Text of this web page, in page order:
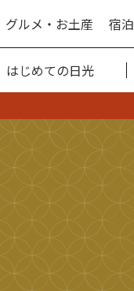
グルメ・お土産 宿泊
はじめての日光